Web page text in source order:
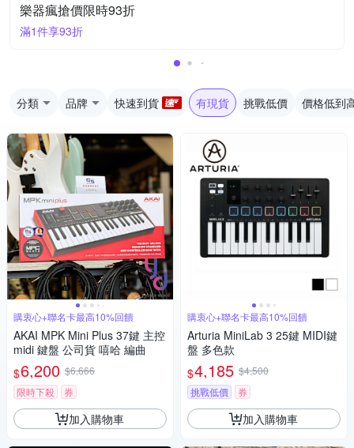
樂器瘋搶價限時93折
滿1件享93折
分類 品牌 快速到貨 有現貨 挑戰低價 價格低到
購衷心+聯名卡最高10%回饋
AKAI MPK Mini Plus 37鍵 主控
midi 鍵盤 公司貨 嘻哈 編曲
$6,200 $6,666
限時下殺
券
加入購物車
購衷心+聯名卡最高10%回饋
Arturia MiniLab 3 25鍵 MIDI鍵
盤 多色款
$4,185 $4,500
挑戰低價
券
加入購物車